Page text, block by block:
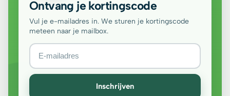
Ontvang je kortingscode
Vul je e-mailadres in. We sturen je kortingscode
meteen naar je mailbox.
Inschrijven